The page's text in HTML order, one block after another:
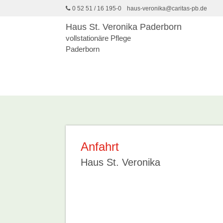
0 52 51 / 16 195-0 haus-veronika@caritas-pb.de
Haus St. Veronika Paderborn
vollstationäre Pflege
Paderborn
Anfahrt
Haus St. Veronika